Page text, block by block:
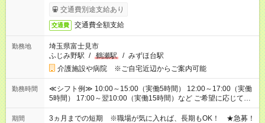
交通費別途支給あり
交通費 交通費全額支給
勤務地
埼玉県富士見市
ふじみ野駅 / 鶴瀬駅 / みずほ台駅
介護施設や病院 ※ご自宅近辺からご案内可能
勤務時間
≪シフト例≫ 10:00～15:00（実働5時間） 12:00～17:00（実働
5時間） 17:00～翌10:00（実働15時間）など ご希望に応じて、
働く時間は調整できます！ お気軽に担当へ相談ください！
期間
3ヵ月までの短期 ※職場が気に入れば、長期もOK！ ★急募！